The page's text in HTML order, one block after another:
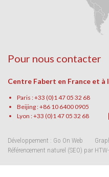
Pour nous contacter
Centre Fabert en France et à
Paris : +33 (0)1 47 05 32 68
Beijing : +86 10 6400 0905
Lyon : +33 (0)1 47 05 32 68
Développement : Go On Web
Référencement naturel (SEO) par